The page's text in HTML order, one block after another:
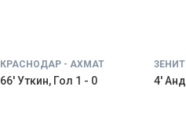
КРАСНОДАР - АХМАТ
66' Уткин, Гол 1 - 0 4'